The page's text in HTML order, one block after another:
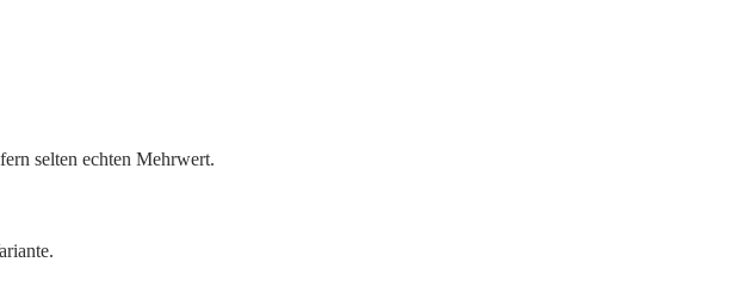
selten echten Mehrwert.